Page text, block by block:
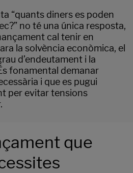
“quants diners es poden
no té una única resposta,
cal tenir en
la solvència econòmica, el
d’endeutament i la
fonamental demanar
i que es pugui
per evitar tensions
que